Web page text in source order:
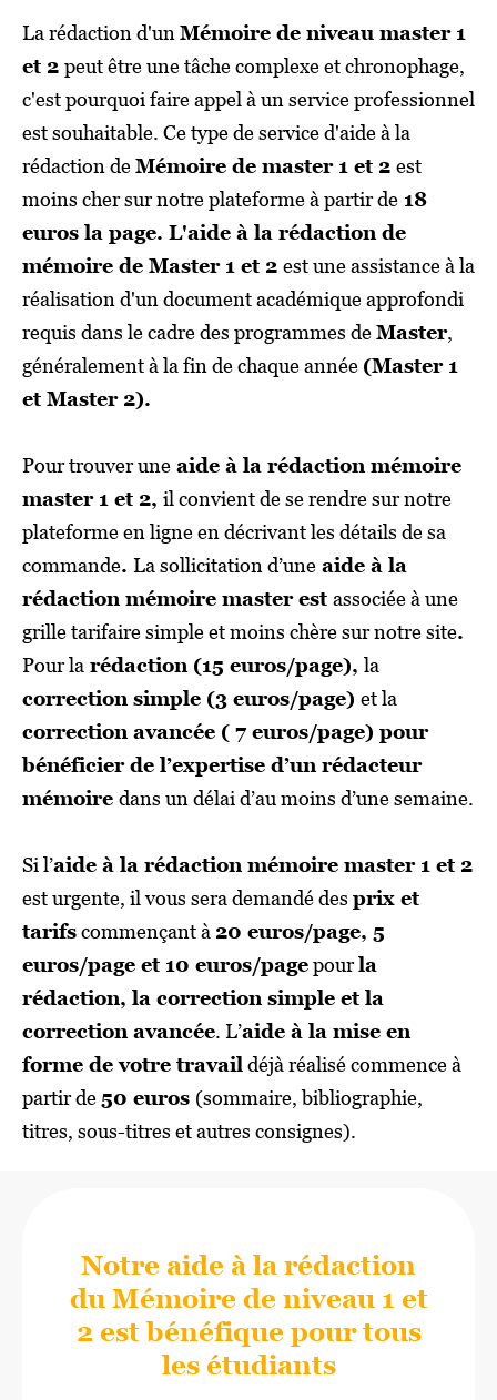
La rédaction d'un Mémoire de niveau master 1
et 2 peut être une tâche complexe et chronophage,
c'est pourquoi faire appel à un service professionnel
est souhaitable. Ce type de service d'aide à la
rédaction deMémoire de master 1 et 2 est
moins cher sur notre plateforme à partir de 18
euros la page. L'aide à la rédaction de
mémoire de Master 1 et 2 est une assistance à la
réalisation d'un document académique approfondi
requis dans le cadre des programmes deMaster,
généralement à la fin de chaque année (Master 1
et Master 2).
Pour trouver une aide à la rédaction mémoire
master 1 et 2, il convient de se rendre sur notre
plateforme en ligne en décrivant les détails de sa
commande. La sollicitation d’une aide à la
rédaction mémoire master est associée à une
grille tarifaire simple et moins chère sur notre site.
Pour la rédaction (15 euros/page), la
correction simple (3 euros/page) et la
correction avancée ( 7 euros/page) pour
bénéficier de l’expertise d’un rédacteur
mémoire dans un délai d’au moins d’une semaine.
Si l’aide à la rédaction mémoire master 1 et 2
est urgente, il vous sera demandé des prix et
tarifscommençant à 20 euros/page, 5
euros/page et 10 euros/pagepourla
rédaction, la correction simple et la
correction avancée. L’aide à la mise en
forme de votre travail déjà réalisé commence à
partir de 50 euros (sommaire, bibliographie,
titres, sous-titres et autres consignes).
Notre aide à la rédaction
du Mémoire de niveau 1 et
2 est bénéfique pour tous
les étudiants